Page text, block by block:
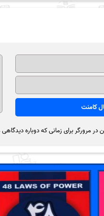
در مرورگر برای زمانی که دوباره